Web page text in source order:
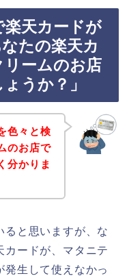
天カードが
たの楽天カ
ームのお店
うか？」
色々と検
のお店で
分かりま
ると思いますが、な
カードが、マタニテ
発生して使えなかっ